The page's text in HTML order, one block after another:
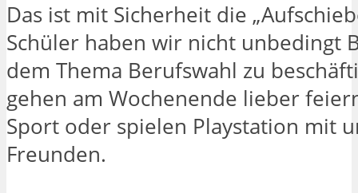
Das ist mit Sicherheit die
Schüler haben wir nicht unbedingt
dem Thema Berufswahl zu
gehen am Wochenende lieber
Sport oder spielen Playstation mit
Freunden.